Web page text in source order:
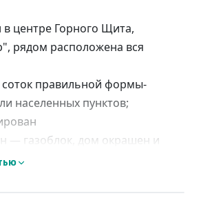
центре Горного Щита,
рядом расположена вся
правильной формы-
населенных пунктов;
— газоблок, дом окрашен и